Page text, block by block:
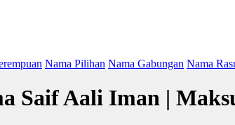
Nama Pilihan Nama Gabungan Nama
Saif Aali Iman |